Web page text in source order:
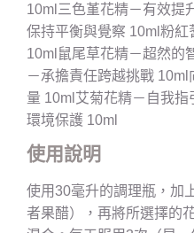
10ml三色堇花精－有效提
保持平衡與覺察 10ml粉
10ml鼠尾草花精－超然的
－承擔責任跨越挑戰
量 10ml艾菊花精－自我
環境保護 10ml
使用說明
使用30毫升的調理瓶，加
者果醋），再將所選擇的